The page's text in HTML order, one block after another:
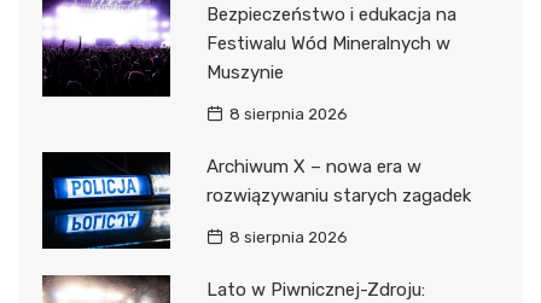
Bezpieczeństwo i edukacja na
Festiwalu Wód Mineralnych w
Muszynie
8 sierpnia 2026
Archiwum X – nowa era w
rozwiązywaniu starych zagadek
8 sierpnia 2026
Lato w Piwnicznej-Zdroju: